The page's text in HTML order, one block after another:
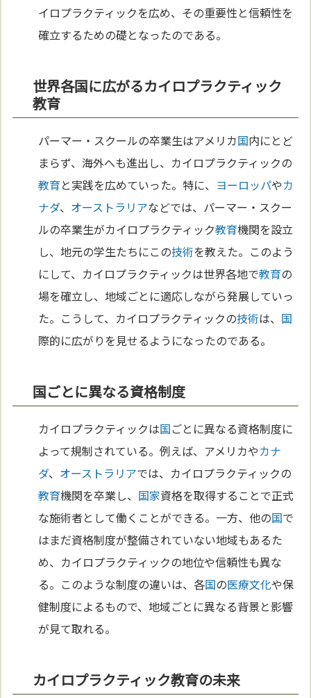
イロプラクティックを広め、その重要性と信頼性を
確立するための礎となったのである。
世界各国に広がるカイロプラクティック
教育
パーマー・スクールの卒業生はアメリカ国内にとど
まらず、海外へも進出し、カイロプラクティックの
教育と実践を広めていった。特に、 ヨーロッパやカ
ナダ、 オーストラリアなどでは、パーマー・スクー
ルの卒業生がカイロプラクティック教育機関を設立
し、地元の学生たちにこの技術を教えた。このよう
にして、カイロプラクティックは世界各地で教育の
場を確立し、地域ごとに適応しながら発展していっ
た。こうして、カイロプラクティックの技術は、 国
際的に広がりを見せるようになったのである。
国ごとに異なる資格制度
カイロプラクティックは国ごとに異なる資格制度に
よって規制されている。例えば、アメリカやカナ
ダ、 オーストラリアでは、カイロプラクティックの
教育機関を卒業し、 国家資格を取得することで正式
な施術者として働くことができる。一方、他の国で
はまだ資格制度が整備されていない地域もあるた
め、カイロプラクティックの地位や信頼性も異な
る。このような制度の違いは、各国の医療文化や保
健制度によるもので、地域ごとに異なる背景と影響
が見て取れる。
カイロプラクティック教育の未来